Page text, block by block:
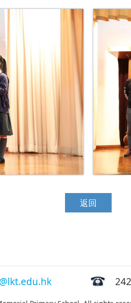
返回